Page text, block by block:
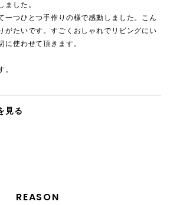
ました。
一つひとつ手作りの様で感動しました。こん
がたいです。すごくおしゃれでリビングにい
に使わせて頂きます。
。
見る
REASON